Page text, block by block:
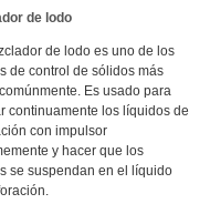
de lodo
de lodo es uno de los
de control de sólidos más
Es usado para
continuamente los líquidos de
con impulsor
y hacer que los
se suspendan en el líquido